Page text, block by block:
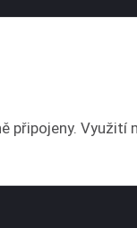
připojeny.